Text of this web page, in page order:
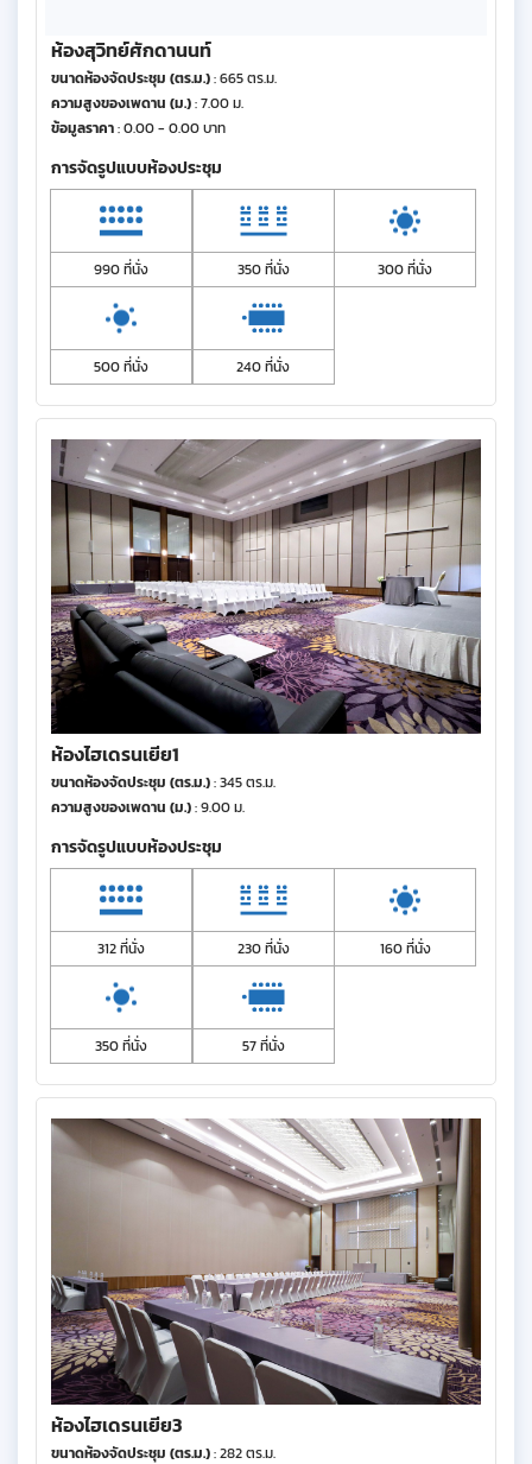
ห้องสุวิทย์ศักดานนท์
ขนาดห้องจัดประชุม (ตร.ม.): 665 ตร.ม.
ความสูงของเพดาน (ม.): 7.00 ม.
ข้อมูลราคา: 0.00 - 0.00 บาท
การจัดรูปแบบห้องประชุม
990 ที่นั่ง 350 ที่นั่ง 300 ที่นั่ง
500 ที่นั่ง 240 ที่นั่ง
ห้องไฮเดรนเยีย1
ขนาดห้องจัดประชุม (ตร.ม.): 345 ตร.ม.
ความสูงของเพดาน (ม.): 9.00 ม.
การจัดรูปแบบห้องประชุม
312 ที่นั่ง 230 ที่นั่ง 160 ที่นั่ง
350 ที่นั่ง 57 ที่นั่ง
ห้องไฮเดรนเยีย3
ขนาดห้องจัดประชุม (ตร.ม.): 282 ตร.ม.